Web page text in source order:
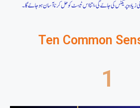
زیادہ پریکٹس کی جاےَ گی، اتنا اس ٹیسٹ کو حل کرنا آسان ہو جاےَ گا۔
Ten Common
1